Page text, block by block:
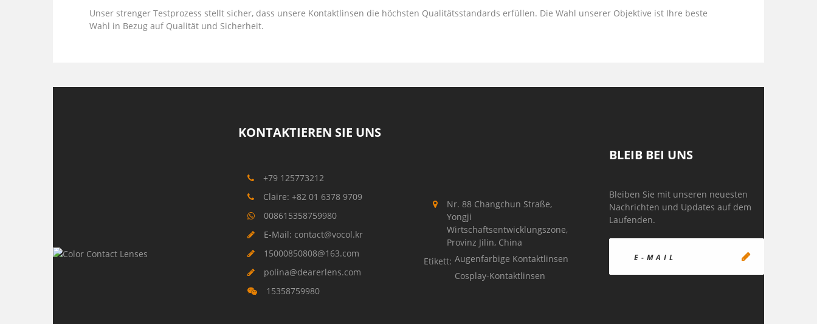
Unser strenger Testprozess stellt sicher, dass unsere Kontaktlinsen die höchsten Qualitätsstandards erfüllen. Die Wahl unserer Objektive ist Ihre beste
Wahl in Bezug auf Qualität und Sicherheit.
KONTAKTIEREN SIE UNS
+79 125773212
Claire: +82 01 6378 9709
008615358759980
E-Mail: contact@vocol.kr
15000850808@163.com
polina@dearerlens.com
15358759980
Nr. 88 Changchun Straße,
Yongji
Wirtschaftsentwicklungszone,
Provinz Jilin, China
Etikett: Augenfarbige Kontaktlinsen
Cosplay-Kontaktlinsen
BLEIB BEI UNS
Bleiben Sie mit unseren neuesten
Nachrichten und Updates auf dem
Laufenden.